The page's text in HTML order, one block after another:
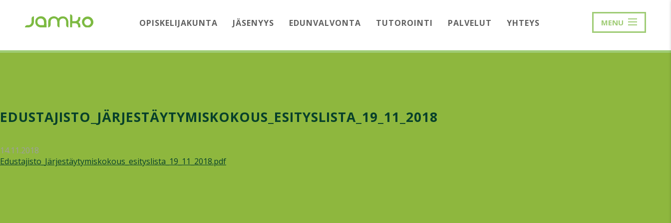
OPISKELIJAKUNTA JÄSENYYS EDUNVALVONTA TUTOROINTI PALVELUT YHTEYS MENU
EDUSTAJISTO_JÄRJESTÄYTYMISKOKOUS_ESITYSLISTA_19_11_2018
14.11.2018
Edustajisto_Järjestäytymiskokous_esityslista_19_11_2018.pdf